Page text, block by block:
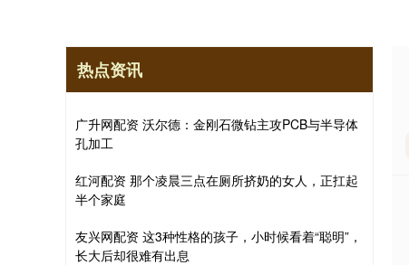
热点资讯
广升网配资 沃尔德：金刚石微钻主攻PCB与半导体
孔加工
红河配资 那个凌晨三点在厕所挤奶的女人，正扛起
半个家庭
友兴网配资 这3种性格的孩子，小时候看着“聪明”，
长大后却很难有出息